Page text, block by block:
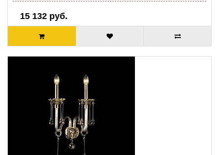
15 132 руб.